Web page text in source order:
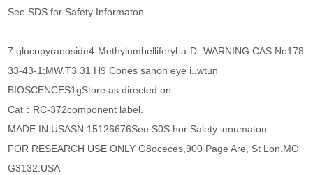
See SDS for Safety Informaton
7 glucopyranoside4-Methylumbelliferyl-a-D- WARNING CAS No178
33-43-1;MW.T3 31 H9 Cones sanon eye i..wtun
BIOSCENCES1gStore as directed on
Cat：RC-372component label.
MADE IN USASN 15126676See S0S hor Salety ienumaton
FOR RESEARCH USE ONLY G8oceces,900 Page Are, St Lon.MO
G3132.USA